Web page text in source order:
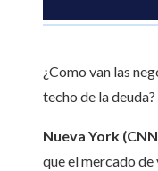
¿Como van las
techo de la deuda?
Nueva York
que el mercado